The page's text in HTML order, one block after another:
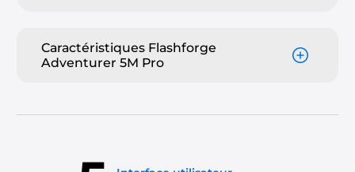
Caractéristiques Flashforge
Adventurer 5M Pro